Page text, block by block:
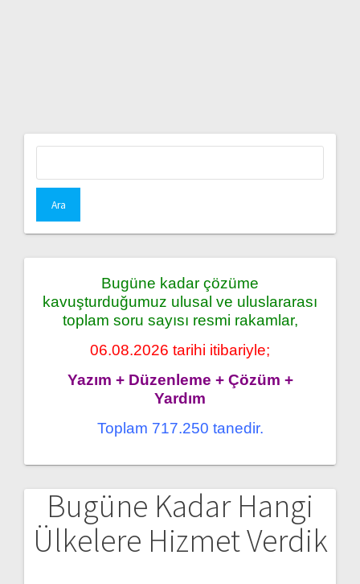
Bugüne kadar çözüme
kavuşturduğumuz ulusal ve uluslararası
toplam soru sayısı resmi rakamlar,
06.08.2026 tarihi itibariyle;
Yazım + Düzenleme + Çözüm +
Yardım
Toplam 717.250 tanedir.
Bugüne Kadar Hangi
Ülkelere Hizmet Verdik